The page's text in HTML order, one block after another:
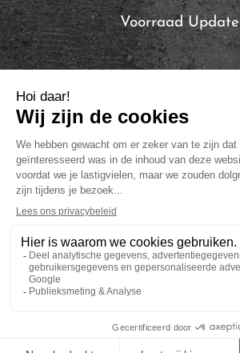
Voorraad Update
Local Brands of Solina
Privacybeleid